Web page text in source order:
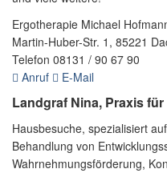
Ergotherapie Michael
Martin-Huber-Str. 1, 85221
Telefon 08131 / 90 67 90
Anruf
E-Mail
Landgraf Nina, Praxis
Hausbesuche, spezialisiert
Behandlung von
Wahrnehmungsförderung,